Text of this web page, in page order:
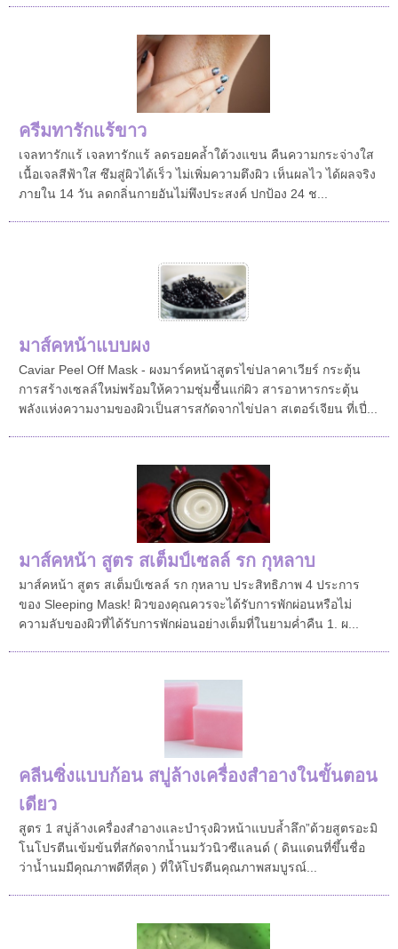
ครีมทารักแร้ขาว
เจลทารักแร้ เจลทารักแร้ ลดรอยคล้ำใต้วงแขน คืนความกระจ่างใส
เนื้อเจลสีฟ้าใส ซึมสู่ผิวได้เร็ว ไม่เพิ่มความตึงผิว เห็นผลไว ได้ผลจริง
ภายใน 14 วัน ลดกลิ่นกายอันไม่พึงประสงค์ ปกป้อง 24 ช...
มาส์คหน้าแบบผง
Caviar Peel Off Mask - ผงมาร์คหน้าสูตรไข่ปลาคาเวียร์ กระตุ้น
การสร้างเซลล์ใหม่พร้อมให้ความชุ่มชื้นแก่ผิว สารอาหารกระตุ้น
พลังแห่งความงามของผิวเป็นสารสกัดจากไข่ปลา สเตอร์เจียน ที่เปี่...
มาส์คหน้า สูตร สเต็มป์เซลล์ รก กุหลาบ
มาส์คหน้า สูตร สเต็มป์เซลล์ รก กุหลาบ ประสิทธิภาพ 4 ประการ
ของ Sleeping Mask! ผิวของคุณควรจะได้รับการพักผ่อนหรือไม่
ความลับของผิวที่ได้รับการพักผ่อนอย่างเต็มที่ในยามค่ำคืน 1. ผ...
คลีนซิ่งแบบก้อน สบู่ล้างเครื่องสำอางในขั้นตอน
เดียว
สูตร 1 สบู่ล้างเครื่องสำอางและบำรุงผิวหน้าแบบล้ำลึก”ด้วยสูตรอะมิ
โนโปรตีนเข้มข้นที่สกัดจากน้ำนมวัวนิวซีแลนด์ ( ดินแดนที่ขึ้นชื่อ
ว่าน้ำนมมีคุณภาพดีที่สุด ) ที่ให้โปรตีนคุณภาพสมบูรณ์...